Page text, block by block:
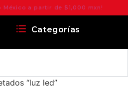
México a partir de $1,000 mxn!
Categorías
“luz led”